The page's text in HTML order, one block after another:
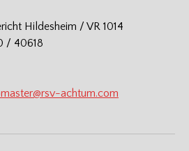
Hildesheim / VR 1014
/ 40618
achtum.com